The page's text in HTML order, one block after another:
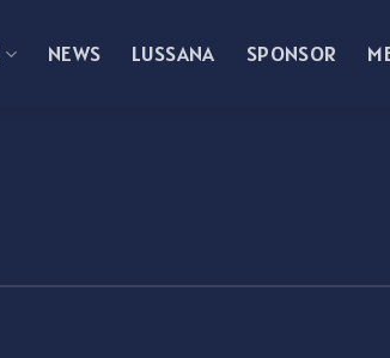
NEWS LUSSANA SPONSOR